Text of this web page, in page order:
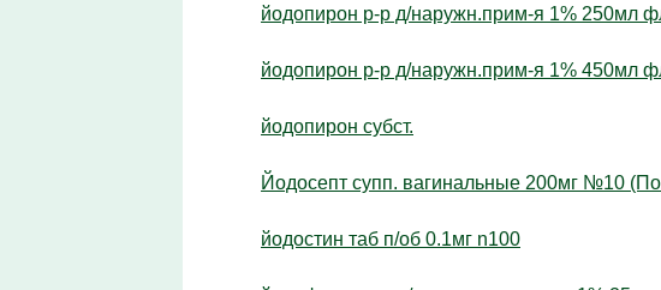
йодопирон р-р д/наружн.прим-я 1% 250мл
йодопирон р-р д/наружн.прим-я 1% 450мл
йодопирон субст.
Йодосепт супп. вагинальные 200мг №10
йодостин таб п/об 0.1мг n100